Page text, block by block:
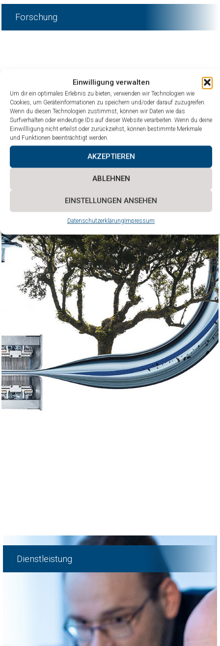
Einwilligung verwalten
Um dir ein optimales Erlebnis zu bieten, verwenden wir Technologien wie
Cookies, um Geräteinformationen zu speichern und/oder darauf zuzugreifen.
Wenn du diesen Technologien zustimmst, können wir Daten wie das
Surfverhalten oder eindeutige IDs auf dieser Website verarbeiten. Wenn du deine
Einwillligung nicht erteilst oder zurückziehst, können bestimmte Merkmale
und Funktionen beeinträchtigt werden.
AKZEPTIEREN
ABLEHNEN
EINSTELLUNGEN ANSEHEN
DatenschutzerklärungImpressum
Forschung
Dienstleistung